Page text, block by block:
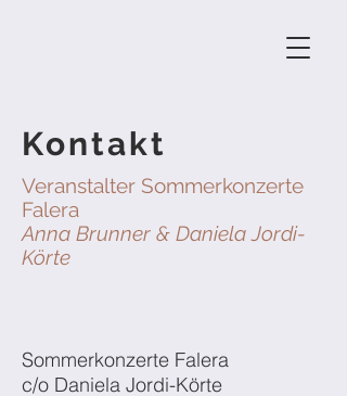
Kontakt
Veranstalter Sommerkonzerte
Falera
Anna Brunner & Daniela Jordi-
Körte
Sommerkonzerte Falera
c/o Daniela Jordi-Körte